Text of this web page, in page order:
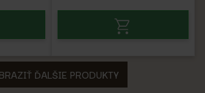
ĎALŠIE PRODUKTY